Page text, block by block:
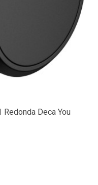
Deca You